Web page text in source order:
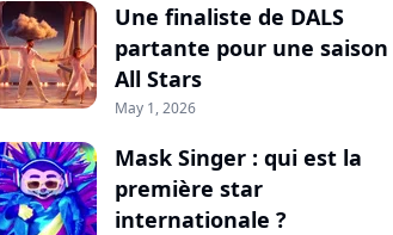
Une finaliste de DALS
partante pour une saison
All Stars
May 1, 2026
Mask Singer : qui est la
première star
internationale ?